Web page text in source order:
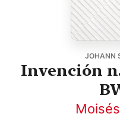
JOHANN
Invención